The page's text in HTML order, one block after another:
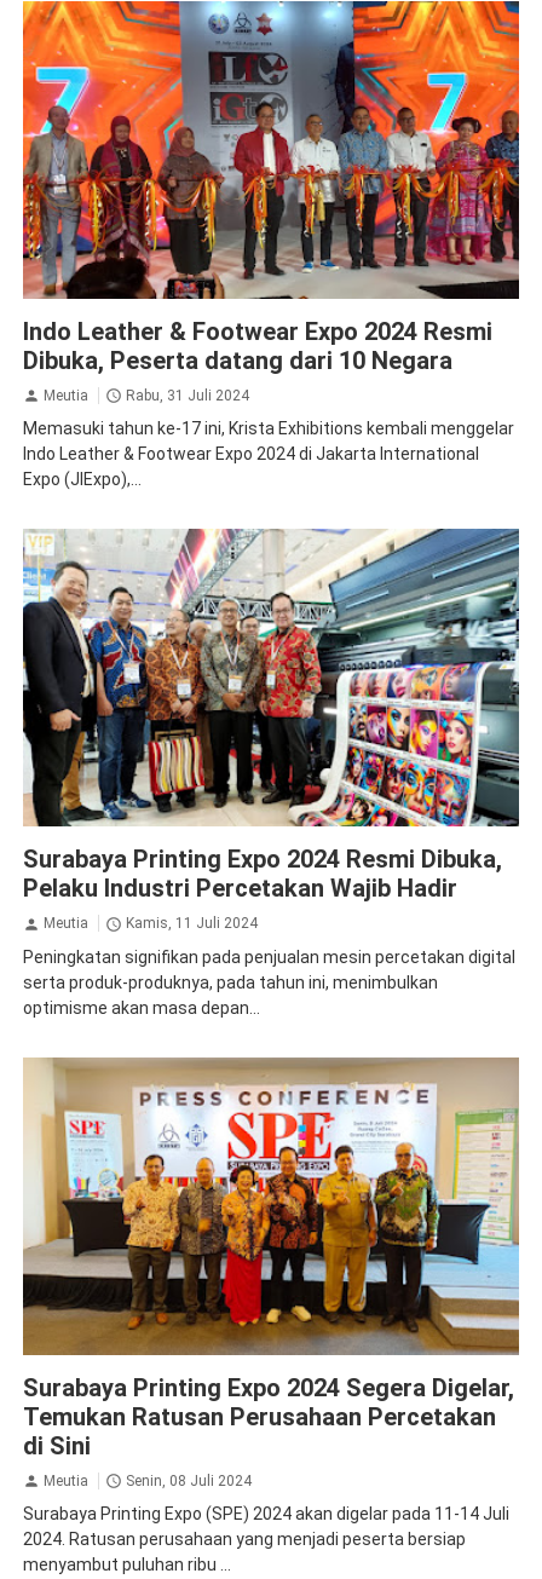
Indo Leather & Footwear Expo 2024 Resmi
Dibuka, Peserta datang dari 10 Negara
Meutia Rabu, 31 Juli 2024
Memasuki tahun ke-17 ini, Krista Exhibitions kembali menggelar
Indo Leather & Footwear Expo 2024 di Jakarta International
Expo (JlExpo),...
Surabaya Printing Expo 2024 Resmi Dibuka,
Pelaku Industri Percetakan Wajib Hadir
Meutia Kamis, 11 Juli 2024
Peningkatan signifikan pada penjualan mesin percetakan digital
serta produk-produknya, pada tahun ini, menimbulkan
optimisme akan masa depan...
Surabaya Printing Expo 2024 Segera Digelar,
Temukan Ratusan Perusahaan Percetakan
di Sini
Meutia Senin, 08 Juli 2024
Surabaya Printing Expo (SPE) 2024 akan digelar pada 11-14 Juli
2024. Ratusan perusahaan yang menjadi peserta bersiap
menyambut puluhan ribu ...